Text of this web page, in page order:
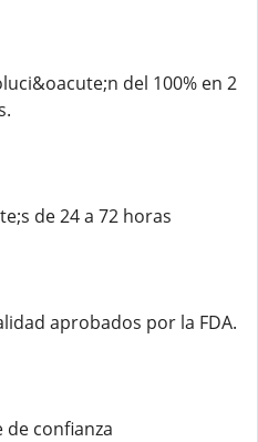
del 100% en 2
de 24 a 72 horas
aprobados por la FDA.
de confianza